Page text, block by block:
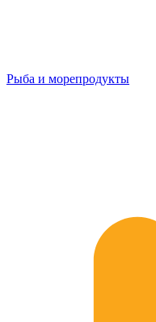
Рыба и морепродукты